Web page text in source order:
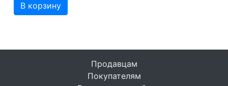
В корзину
Продавцам
Покупателям